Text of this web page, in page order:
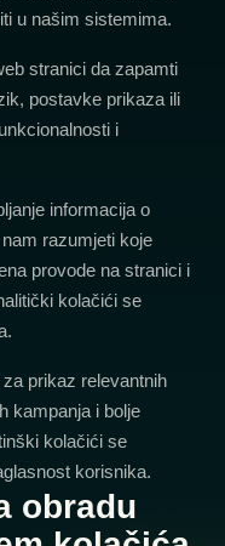
u našim sistemima.
stranici da zapamti
postavke prikaza ili
i
informacija o
razumjeti koje
provode na stranici i
kolačići se
prikaz relevantnih
kampanja i bolje
kolačići se
korisnika.
obradu